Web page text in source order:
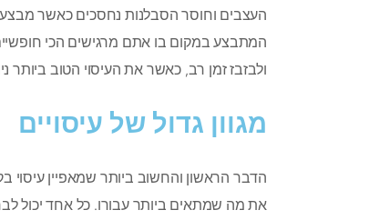
העצבים וחוסר הסבלנות נחסכים כאשר
המתבצע במקום בו אתם מרגישים הכי
ולבזבז זמן רב, כאשר את העיסוי הטוב ביותר
מגוון גדול של עיסויים
הדבר הראשון והחשוב ביותר שמאפיין עיסוי
את מה שמתאים ביותר עבורו. כל אחד יכול